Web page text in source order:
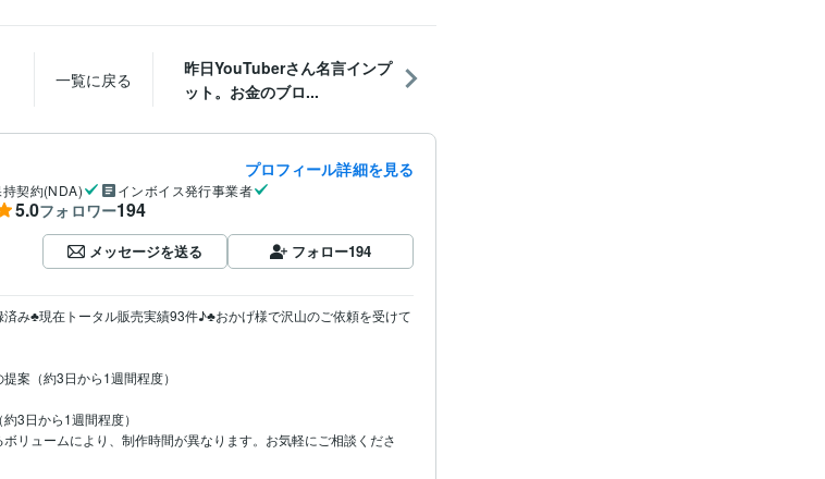
一覧に戻る
昨日YouTuberさん名言インプ
ット。お金のブロ...
プロフィール詳細を見る
契約(NDA) インボイス発行事業者
5.0フォロワー194
メッセージを送る フォロー194
済み♣︎現在トータル販売実績93件♪♣︎おかげ様で沢山のご依頼を受けて
案（約3日から1週間程度）
3日から1週間程度）
リュームにより、制作時間が異なります。お気軽にご相談くださ